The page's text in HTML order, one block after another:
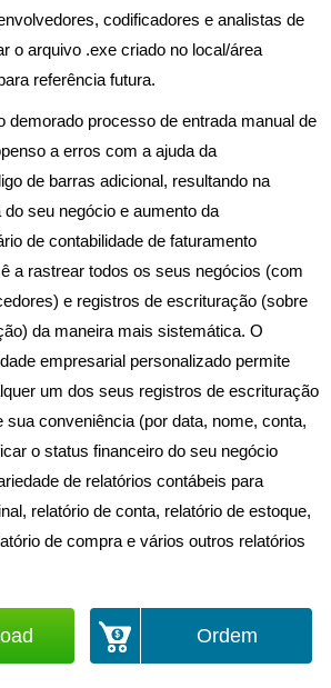
codificadores e analistas de
o arquivo .exe criado no local/área
referência futura.
demorado processo de entrada manual de
a erros com a ajuda da
de barras adicional, resultando na
seu negócio e aumento da
de contabilidade de faturamento
a rastrear todos os seus negócios (com
e registros de escrituração (sobre
da maneira mais sistemática. O
empresarial personalizado permite
um dos seus registros de escrituração
conveniência (por data, nome, conta,
o status financeiro do seu negócio
de relatórios contábeis para
relatório de conta, relatório de estoque,
de compra e vários outros relatórios
Ordem